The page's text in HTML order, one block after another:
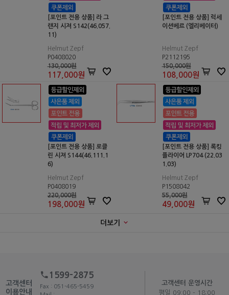
[포인트 전용 상품] 라 그
랜지 시져 S142(46.057.
11)
Helmut Zepf
P0408020
130,000원
117,000원
[포인트 전용 상품] 럭세
이션베르 (엘리베이터)
Helmut Zepf
P2112195
150,000원
108,000원
[포인트 전용 상품] 로클
린 시져 S144(46.111.1
6)
Helmut Zepf
P0408019
220,000원
198,000원
[포인트 전용 상품] 록킹
플라이어 LP704 (22.03
1.03)
Helmut Zepf
P1508042
55,000원
49,000원
더보기
고객센터
이용안내
1599-2875
Fax : 051-465-5459
고객센터 운영시간
평일 09:00 - 18:00